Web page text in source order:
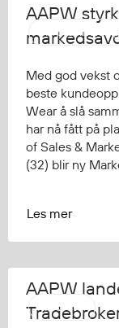
AAPW
Med god vekst
beste
Wear å slå
har nå fått på
of Sales &
(32) blir ny
Les mer
Pressemelding
AAPW
AAPW